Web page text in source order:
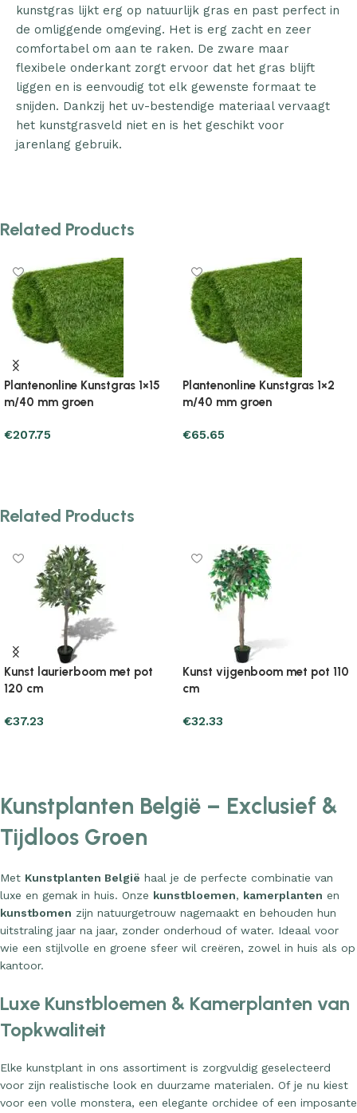
kunstgras lijkt erg op natuurlijk gras en past perfect in
de omliggende omgeving. Het is erg zacht en zeer
comfortabel om aan te raken. De zware maar
flexibele onderkant zorgt ervoor dat het gras blijft
liggen en is eenvoudig tot elk gewenste formaat te
snijden. Dankzij het uv-bestendige materiaal vervaagt
het kunstgrasveld niet en is het geschikt voor
jarenlang gebruik.
Related Products
1×2
Plantenonline Kunstgras 1×5
m/20 mm groen
Plantenonline
m/30 mm groen
Related Products
Kunst laurierboom met pot
120 cm
€37.23
Kunst vijgenboom met pot 110
cm
€32.33
Kunstplanten België – Exclusief &
Tijdloos Groen
Met Kunstplanten België haal je de perfecte combinatie van
luxe en gemak in huis. Onze kunstbloemen, kamerplanten en
kunstbomen zijn natuurgetrouw nagemaakt en behouden hun
uitstraling jaar na jaar, zonder onderhoud of water. Ideaal voor
wie een stijlvolle en groene sfeer wil creëren, zowel in huis als op
kantoor.
Luxe Kunstbloemen & Kamerplanten van
Topkwaliteit
Elke kunstplant in ons assortiment is zorgvuldig geselecteerd
voor zijn realistische look en duurzame materialen. Of je nu kiest
voor een volle monstera, een elegante orchidee of een imposante